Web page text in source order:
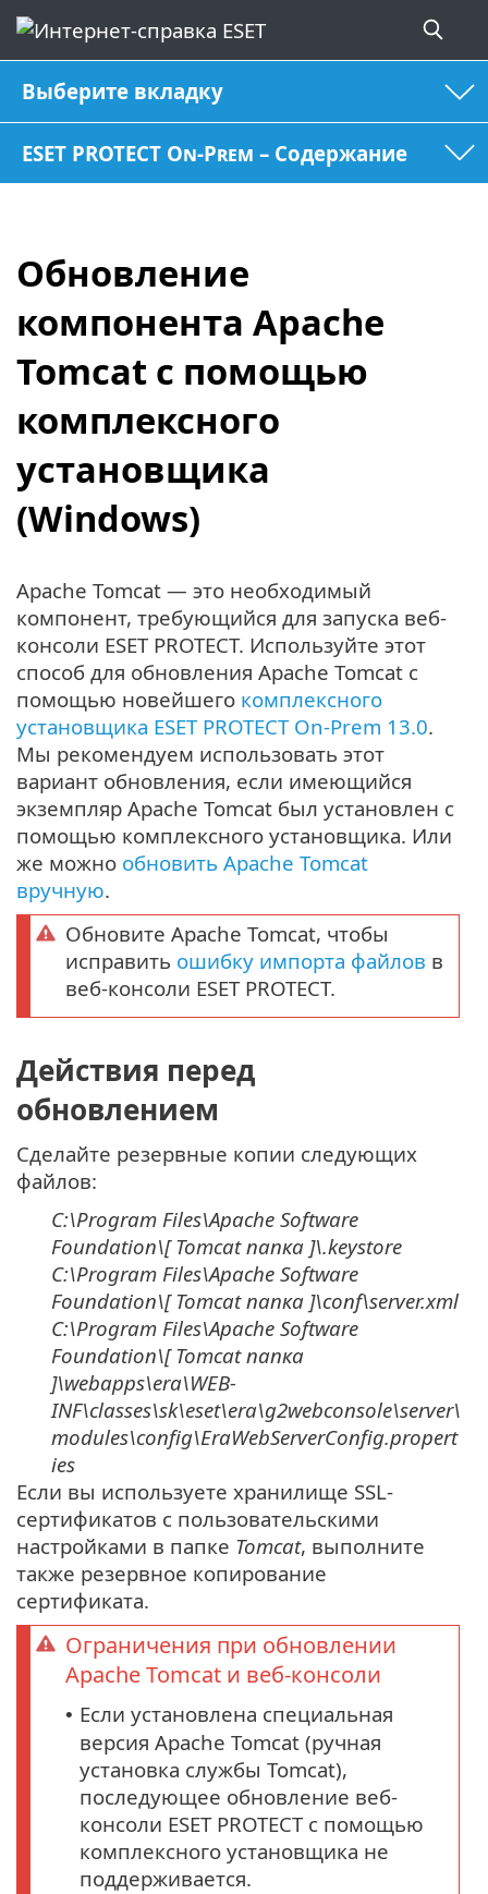
Выберите вкладку
ESET PROTECT On-Prem – Содержание
Обновление
компонента Apache
Tomcat с помощью
комплексного
установщика
(Windows)
Apache Tomcat — это необходимый
компонент, требующийся для запуска веб-
консоли ESET PROTECT. Используйте этот
способ для обновления Apache Tomcat с
помощью новейшего комплексного
установщика ESET PROTECT On-Prem 13.0.
Мы рекомендуем использовать этот
вариант обновления, если имеющийся
экземпляр Apache Tomcat был установлен с
помощью комплексного установщика. Или
же можно обновить Apache Tomcat
вручную.
Обновите Apache Tomcat, чтобы
исправить ошибку импорта файлов в
веб-консоли ESET PROTECT.
Действия перед
обновлением
Сделайте резервные копии следующих
файлов:
C:\Program Files\Apache Software
Foundation\[ Tomcatпапка ]\.keystore
C:\Program Files\Apache Software
Foundation\[ Tomcatпапка ]\conf\server.xml
C:\Program Files\Apache Software
Foundation\[ Tomcatпапка
]\webapps\era\WEB-
INF\classes\sk\eset\era\g2webconsole\server\
modules\config\EraWebServerConfig.propert
ies
Если вы используете хранилище SSL-
сертификатов с пользовательскими
настройками в папке Tomcat, выполните
также резервное копирование
сертификата.
Ограничения при обновлении
Apache Tomcat и веб-консоли
• Если установлена специальная
версия Apache Tomcat (ручная
установка службы Tomcat),
последующее обновление веб-
консоли ESET PROTECT с помощью
комплексного установщика не
поддерживается.